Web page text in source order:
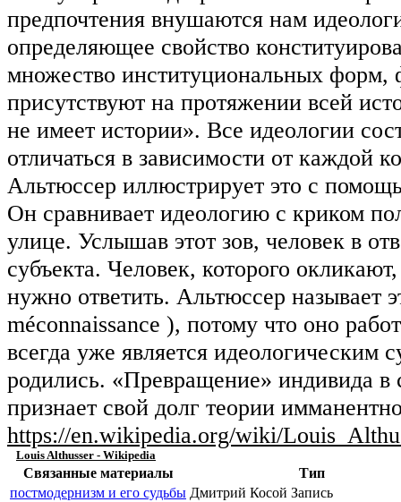
предпочтения внушаются нам
определяющее свойство
множество институциональных форм,
присутствуют на протяжении всей
не имеет истории». Все идеологии
отличаться в зависимости от каждой
Альтюссер иллюстрирует это с
Он сравнивает идеологию с криком
улице. Услышав этот зов, человек в
субъекта. Человек, которого
нужно ответить. Альтюссер называет
méconnaissance ), потому что оно
всегда уже является идеологическим
родились. «Превращение» индивида в
признает свой долг теории
https://en.wikipedia.org/wiki/
Louis Althusser - Wikipedia
Связанные материалы
Тип
постмодернизм и его судьбы Дмитрий Косой Запись